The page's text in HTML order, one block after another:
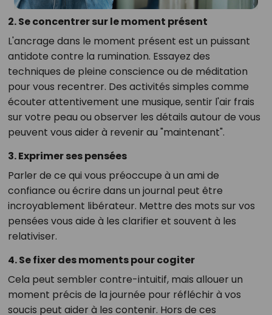
2. Se concentrer sur le moment présent
L'ancrage dans le moment présent est un puissant
antidote contre la rumination. Essayez des
techniques de pleine conscience ou de méditation
pour vous recentrer. Des activités simples comme
écouter attentivement une musique, sentir l'air frais
sur votre peau ou observer les détails autour de vous
peuvent vous aider à revenir au "maintenant".
3. Exprimer ses pensées
Parler de ce qui vous préoccupe à un ami de
confiance ou écrire dans un journal peut être
incroyablement libérateur. Mettre des mots sur vos
pensées vous aide à les clarifier et souvent à les
relativiser.
4. Se fixer des moments pour cogiter
Cela peut sembler contre-intuitif, mais allouer un
moment précis de la journée pour réfléchir à vos
soucis peut aider à les contenir. Hors de ces